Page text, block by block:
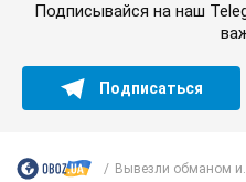
Подписывайся на наш
Подписаться
Вывезли обманом